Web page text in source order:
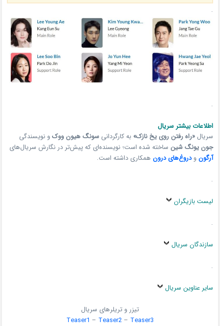
.
.
اطلاعات بیشتر سریال
سریال«راه رفتن روی یخ نازک» به کارگردانیسونگ هیون ووکو نویسندگی
جون یونگ شین ساخته شده است؛ نویسنده‌ای که پیش‌تر در نگارش سریال‌های
آرگونودروغ‌های درون همکاری داشته است.
.
لیست بازیگران
.
سازندگان سریال
.
سایر عناوین سریال
تیزر و تریلرهای سریال
Teaser1 – Teaser2 – Teaser3